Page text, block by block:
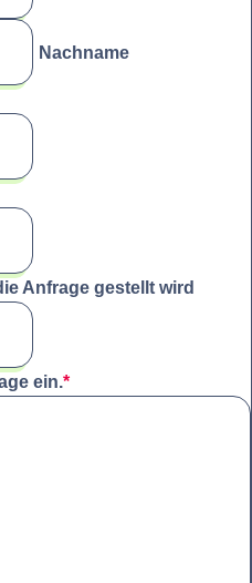
Nachname
Anfrage gestellt wird
ein.*